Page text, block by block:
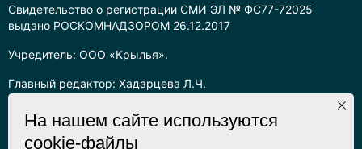
Свидетельство о регистрации СМИ ЭЛ № ФС77-72025
выдано РОСКОМНАДЗОРОМ 26.12.2017
Учредитель: ООО «Крылья».
Главный редактор: Хадарцева Л.Ч.
Информация на сайте предназначена для лиц старше 16 лет.
Все права на любые материалы, опубликованные на сайте,
На нашем сайте используются
cookie-файлы